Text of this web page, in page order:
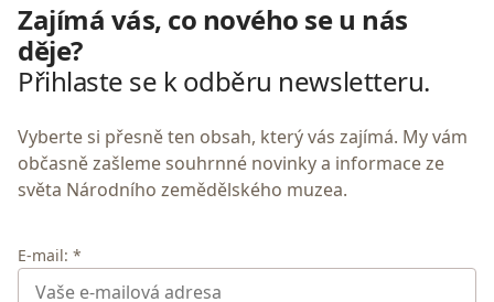
Zajímá vás, co nového se u nás
děje?
Přihlaste se k odběru newsletteru.
Vyberte si přesně ten obsah, který vás zajímá. My vám
občasně zašleme souhrnné novinky a informace ze
světa Národního zemědělského muzea.
E-mail: *